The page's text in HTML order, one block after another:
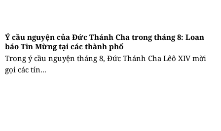
Ý cầu nguyện của Đức Thánh Cha trong tháng 8: Loan
báo Tin Mừng tại các thành phố
Trong ý cầu nguyện tháng 8, Đức Thánh Cha Lêô XIV mời
gọi các tín...